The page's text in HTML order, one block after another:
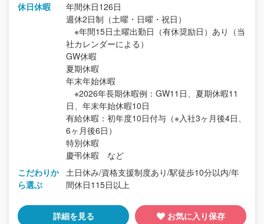
休日休暇
年間休日126日
週休2日制（土曜・日曜・祝日）
※年間15日土曜出勤日（有休奨励日）あり（当
社カレンダーによる）
GW休暇
夏期休暇
年末年始休暇
※2026年長期休暇例：GW11日、夏期休暇11
日、年末年始休暇10日
有給休暇：初年度10日付与（※入社3ヶ月後4日、
6ヶ月後6日）
特別休暇
慶弔休暇 など
こだわりか
ら選ぶ
土日休み/資格支援制度あり/駅徒歩10分以内/年
間休日115日以上
詳細を見る お気に入り保存